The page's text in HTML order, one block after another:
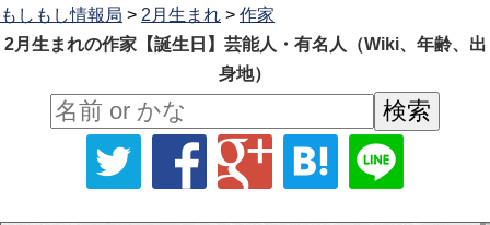
もしもし情報局 > 2月生まれ > 作家
2月生まれの作家【誕生日】芸能人・有名人（Wiki、年齢、出
身地）